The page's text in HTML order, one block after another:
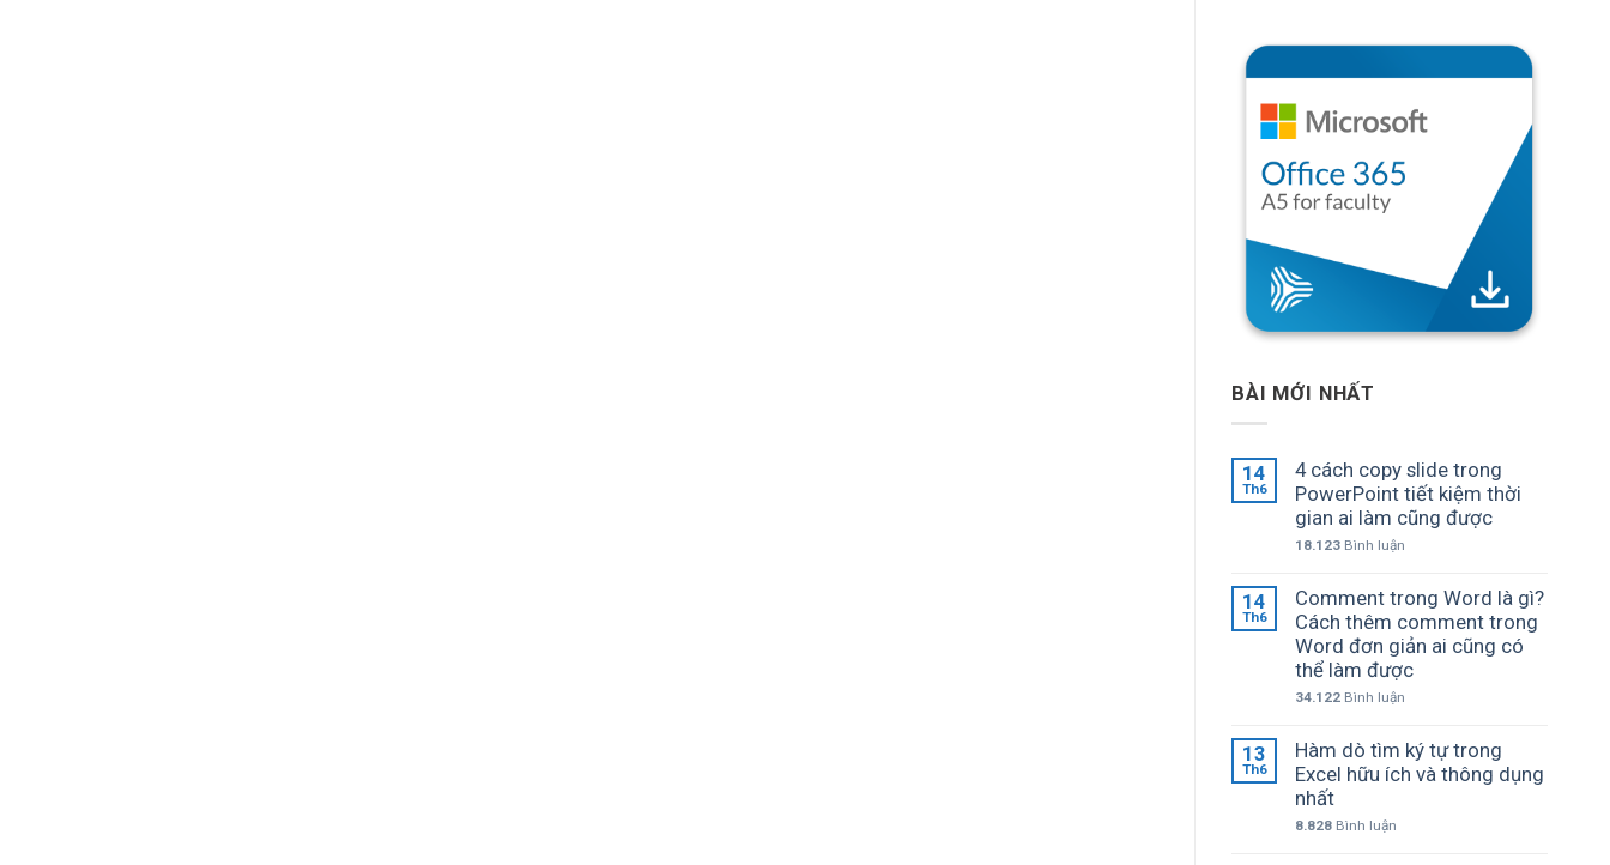
BÀI MỚI NHẤT
14
Th6
4 cách copy slide trong
PowerPoint tiết kiệm thời
gian ai làm cũng được
18.123 Bình luận
14
Th6
Comment trong Word là gì?
Cách thêm comment trong
Word đơn giản ai cũng có
thể làm được
34.122 Bình luận
13
Th6
Hàm dò tìm ký tự trong
Excel hữu ích và thông dụng
nhất
8.828 Bình luận